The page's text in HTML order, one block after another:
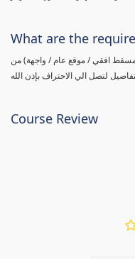
What are the
افقي / موقع عام / واجهة) من
Course Review